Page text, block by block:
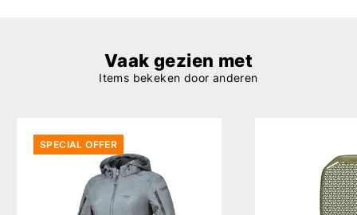
Vaak gezien met
Items bekeken door anderen
SPECIAL OFFER